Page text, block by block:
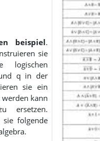
beispiel.
sie
logischen
q in der
sie ein
kann
ersetzen.
sie folgende
algebra.